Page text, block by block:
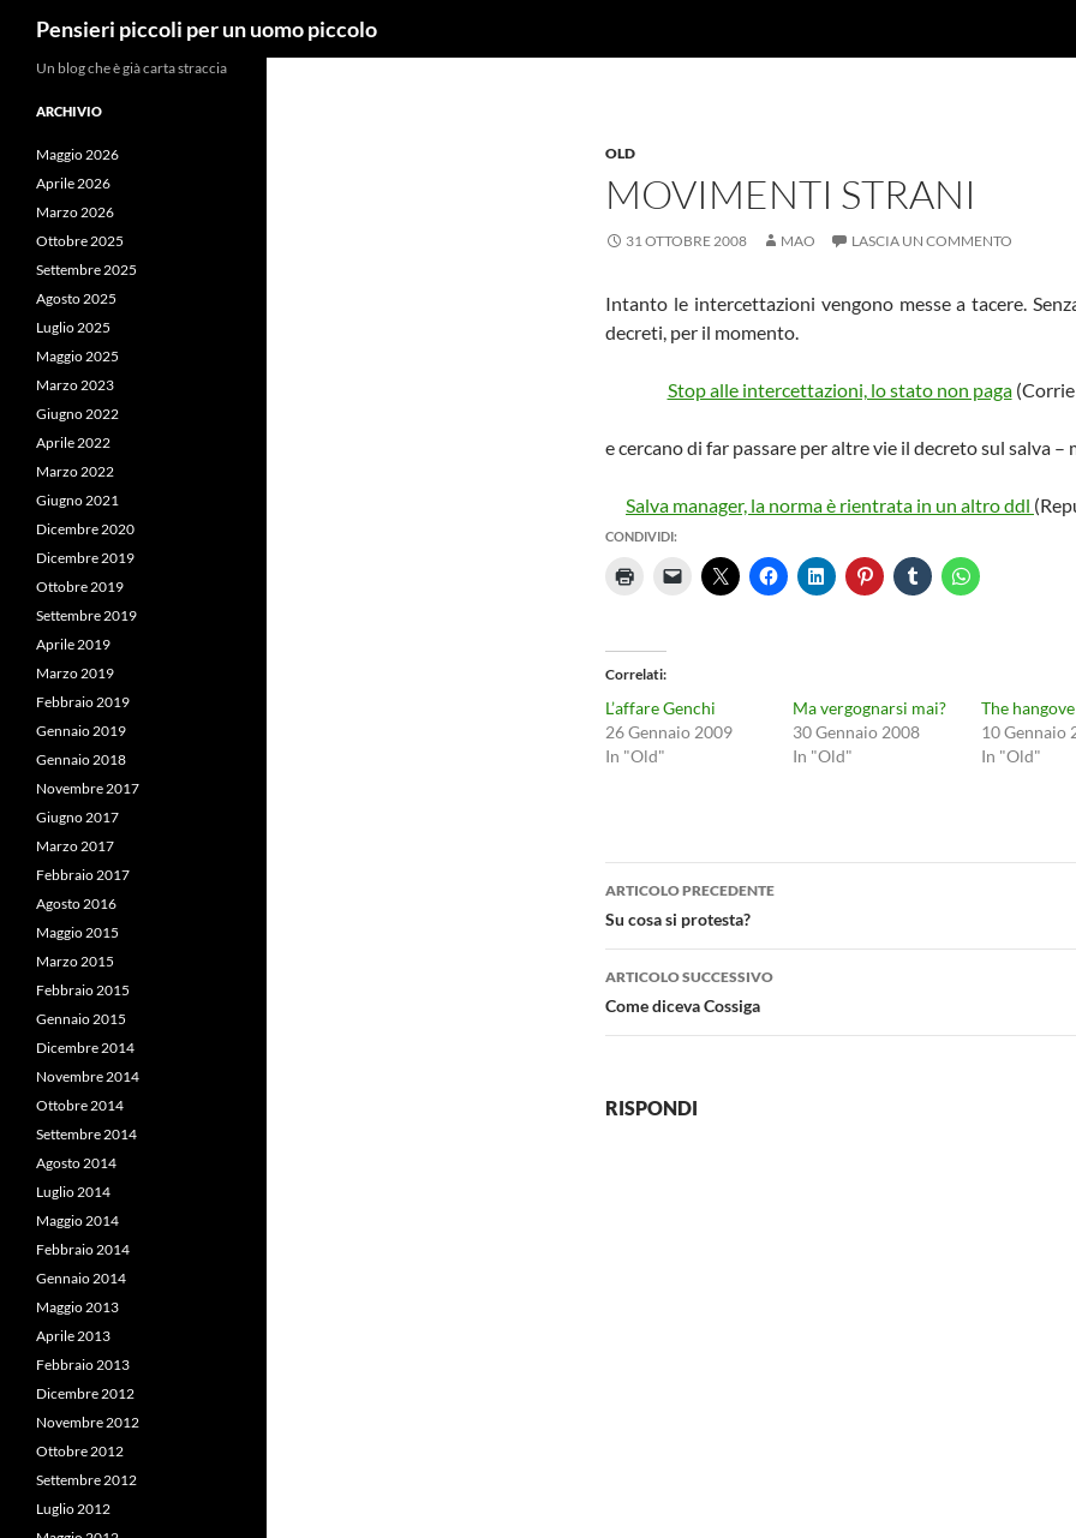
Pensieri piccoli per un uomo piccolo
OLD
MOVIMENTI STRANI
31 OTTOBRE 2008 MAO LASCIA UN COMMENTO
Intanto le intercettazioni vengono messe a tacere.
decreti, per il momento.
Stop alle intercettazioni, lo stato non paga
e cercano di far passare per altre vie il decreto sul salva –
Salva manager, la norma è rientrata in un altro ddl
CONDIVIDI:
Correlati
L’affare Genchi
26 Gennaio 2009
In "Old"
Ma vergognarsi mai?
30 Gennaio 2008
In "Old"
The
10 Gennaio
In "Old"
Navigazione
articolo
ARTICOLO PRECEDENTE
Su cosa si protesta?
ARTICOLO SUCCESSIVO
Come diceva Cossiga
RISPONDI
Un blog che è già carta straccia
ARCHIVIO
Maggio 2026
Aprile 2026
Marzo 2026
Ottobre 2025
Settembre 2025
Agosto 2025
Luglio 2025
Maggio 2025
Marzo 2023
Giugno 2022
Aprile 2022
Marzo 2022
Giugno 2021
Dicembre 2020
Dicembre 2019
Ottobre 2019
Settembre 2019
Aprile 2019
Marzo 2019
Febbraio 2019
Gennaio 2019
Gennaio 2018
Novembre 2017
Giugno 2017
Marzo 2017
Febbraio 2017
Agosto 2016
Maggio 2015
Marzo 2015
Febbraio 2015
Gennaio 2015
Dicembre 2014
Novembre 2014
Ottobre 2014
Settembre 2014
Agosto 2014
Luglio 2014
Maggio 2014
Febbraio 2014
Gennaio 2014
Maggio 2013
Aprile 2013
Febbraio 2013
Dicembre 2012
Novembre 2012
Ottobre 2012
Settembre 2012
Luglio 2012